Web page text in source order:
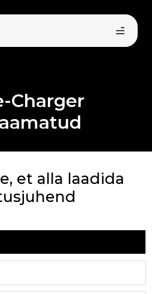
Charger
et alla laadida